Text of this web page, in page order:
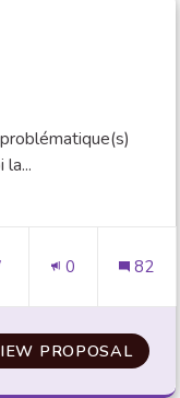
sur l'eau
0 82
PROPOSAL